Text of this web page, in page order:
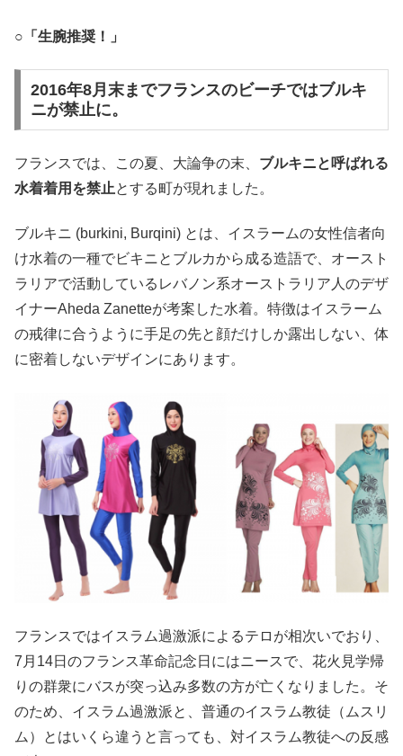
○「生腕推奨！」
2016年8月末までフランスのビーチではブルキ
ニが禁止に。
フランスでは、この夏、大論争の末、 ブルキニと呼ばれる
水着着用を禁止とする町が現れました。
ブルキニ (burkini, Burqini) とは、イスラームの女性信者向
け水着の一種でビキニとブルカから成る造語で、オースト
ラリアで活動しているレバノン系オーストラリア人のデザ
イナーAheda Zanetteが考案した水着。特徴はイスラーム
の戒律に合うように手足の先と顔だけしか露出しない、体
に密着しないデザインにあります。
フランスではイスラム過激派によるテロが相次いでおり、
7月14日のフランス革命記念日にはニースで、花火見学帰
りの群衆にバスが突っ込み多数の方が亡くなりました。そ
のため、イスラム過激派と、普通のイスラム教徒（ムスリ
ム）とはいくら違うと言っても、対イスラム教徒への反感